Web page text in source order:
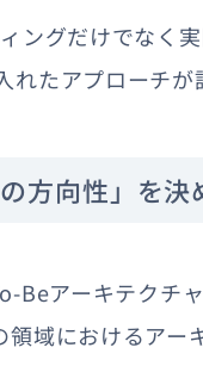
グだけでなく実
たアプローチが
方向性」を
アーキテクチ
域におけるアー